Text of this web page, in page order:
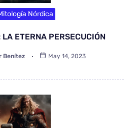
Nórdica
ETERNA PERSECUCIÓN
Benítez May 14, 2023